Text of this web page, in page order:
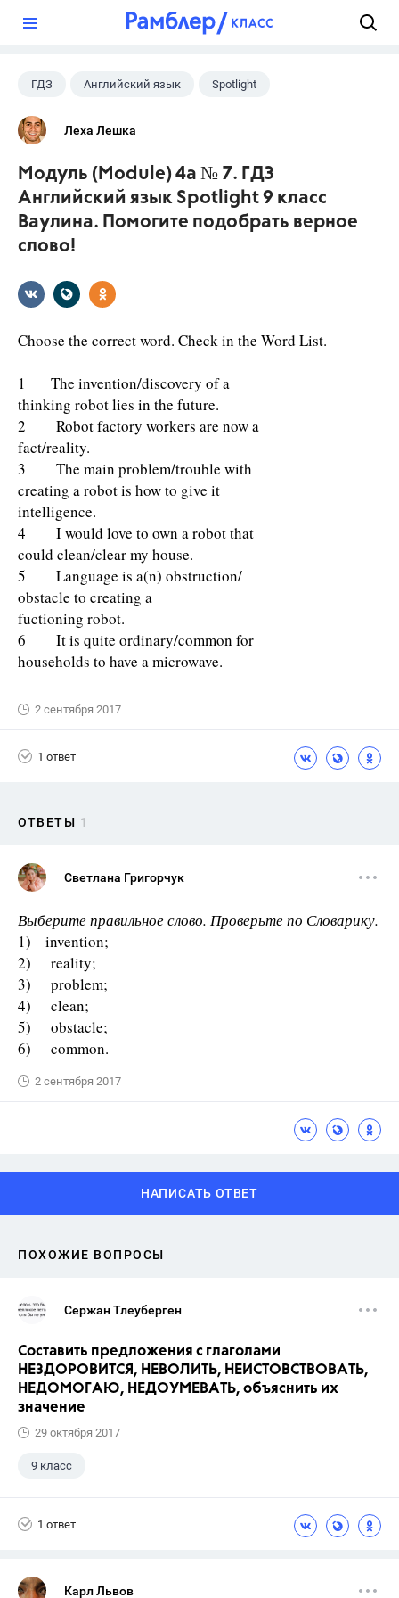
ГДЗ Английский язык Spotlight
9 класс
Леха Лешка
Модуль (Module) 4a № 7. ГДЗ
Английский язык Spotlight 9 класс
Ваулина. Помогите подобрать верное
слово!
Choose the correct word. Check in the Word List.
1 The invention/discovery of a
thinking robot lies in the future.
2 Robot factory workers are now a
fact/reality.
3 The main problem/trouble with
creating a robot is how to give it
intelligence.
4 I would love to own a robot that
could clean/clear my house.
5 Language is a(n) obstruction/
obstacle to creating a
fuctioning robot.
6 It is quite ordinary/common for
households to have a microwave.
2 сентября 2017
1 ответ
ОТВЕТЫ 1
Светлана Григорчук
Выберите правильное слово. Проверьте по Словарику.
1) invention;
2) reality;
3) problem;
4) clean;
5) obstacle;
6) common.
2 сентября 2017
НАПИСАТЬ ОТВЕТ
ПОХОЖИЕ ВОПРОСЫ
Сержан Тлеуберген
Составить предложения с глаголами
НЕЗДОРОВИТСЯ, НЕВОЛИТЬ, НЕИСТОВСТВОВАТЬ,
НЕДОМОГАЮ, НЕДОУМЕВАТЬ, объяснить их
значение
29 октября 2017
9 класс
1 ответ
Карл Львов